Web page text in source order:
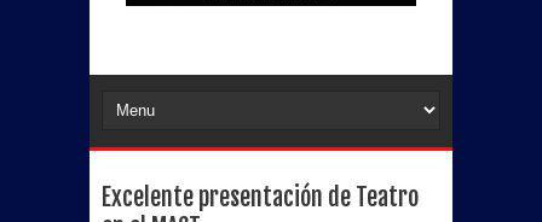
Excelente presentación de Teatro